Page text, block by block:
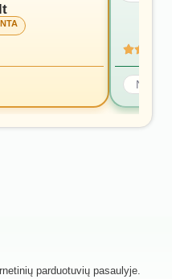
parduotuvių pasaulyje.